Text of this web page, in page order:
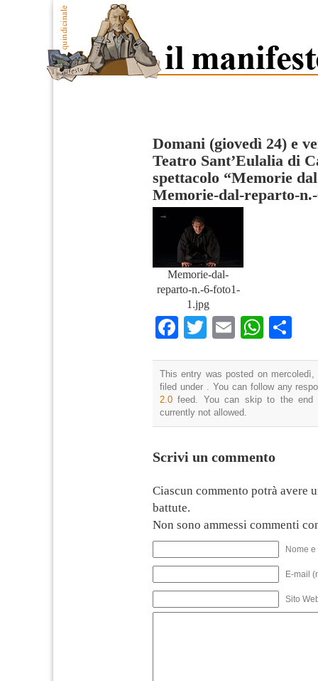
Domani (giovedì 24) e
Teatro Sant’Eulalia di
spettacolo “Memorie
Memorie-dal-reparto-
Memorie-dal-
reparto-n.-6-foto1-
1.jpg
Facebook
TwitterEmail
This entry was posted on
filed under . You can follow any
2.0 feed. You can skip to the end
currently not allowed.
Scrivi un commento
Ciascun commento potrà avere
battute.
Non sono ammessi commenti
Nome
E-mail
Sito